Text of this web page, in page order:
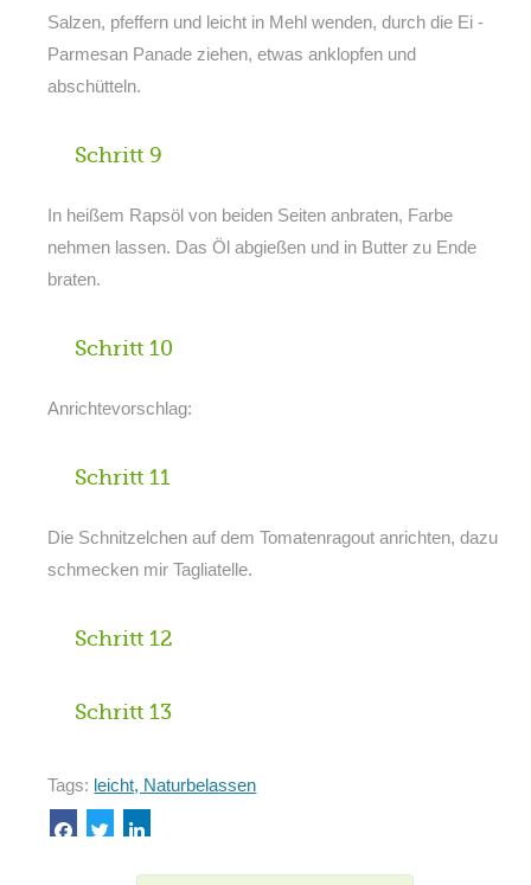
Salzen, pfeffern und leicht in Mehl wenden, durch die Ei -
Parmesan Panade ziehen, etwas anklopfen und
abschütteln.
Schritt 9
In heißem Rapsöl von beiden Seiten anbraten, Farbe
nehmen lassen. Das Öl abgießen und in Butter zu Ende
braten.
Schritt 10
Anrichtevorschlag:
Schritt 11
Die Schnitzelchen auf dem Tomatenragout anrichten, dazu
schmecken mir Tagliatelle.
Schritt 12
Schritt 13
Tags: leicht, Naturbelassen